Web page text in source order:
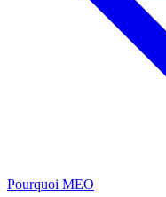
Pourquoi MEO